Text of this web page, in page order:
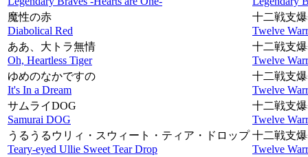
魔性の赤
Diabolical Red
十二戦支
Twelve
ああ、大トラ無情
Oh, Heartless Tiger
十二戦支
Twelve
ゆめのなかですの
It's In a Dream
十二戦支
Twelve
サムライDOG
Samurai DOG
十二戦支
Twelve
うるうるウリィ・スウィート・ティア・ドロップ
Teary-eyed Ullie Sweet Tear Drop
十二戦支
Twelve